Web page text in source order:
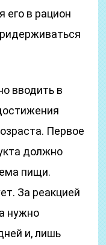
его в рацион
вводить в
Первое
должно
пищи.
За реакцией
нужно
и, лишь